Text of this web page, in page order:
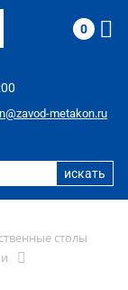
metakon.ru
0
столы